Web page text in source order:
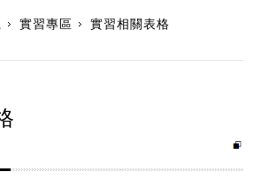
實習專區 實習相關表格